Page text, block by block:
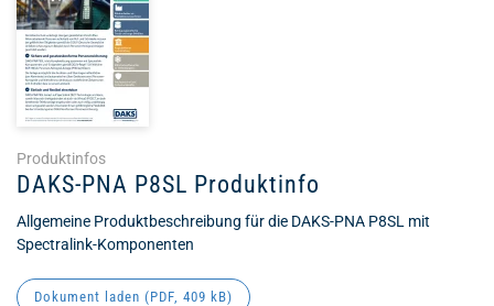
Produktinfos
DAKS-PNA P8SL Produktinfo
Allgemeine Produktbeschreibung für die DAKS-PNA P8SL mit
Spectralink-Komponenten
Dokument laden (PDF, 409 kB)